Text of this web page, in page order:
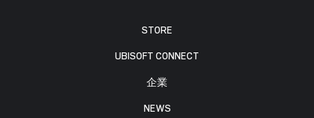
STORE
UBISOFT CONNECT
企業
NEWS